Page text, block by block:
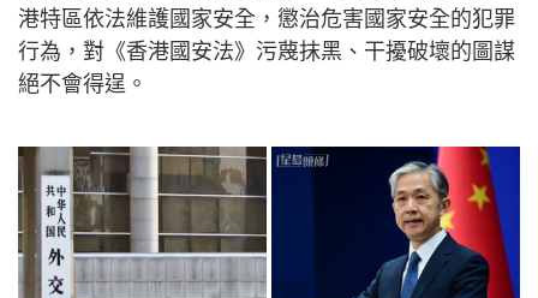
港特區依法維護國家安全，懲治危害國家安全的犯罪
行為，對《香港國安法》污蔑抹黑、干擾破壞的圖謀
絕不會得逞。